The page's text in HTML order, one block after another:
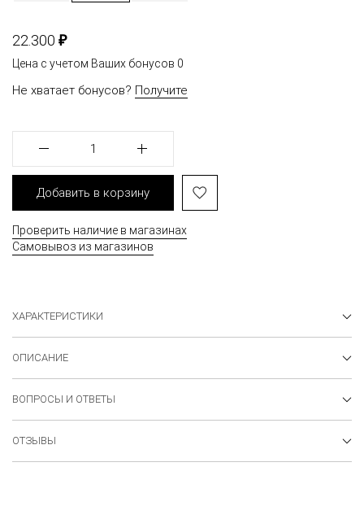
22.300 ₽
Цена с учетом Ваших бонусов 0
Не хватает бонусов? Получите
1
Добавить в корзину
Проверить наличие в магазинах
Самовывоз из магазинов
ХАРАКТЕРИСТИКИ
ОПИСАНИЕ
ВОПРОСЫ И ОТВЕТЫ
ОТЗЫВЫ